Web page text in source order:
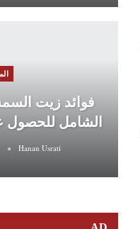
فوائد زيت
الشامل
Hanan Usrati